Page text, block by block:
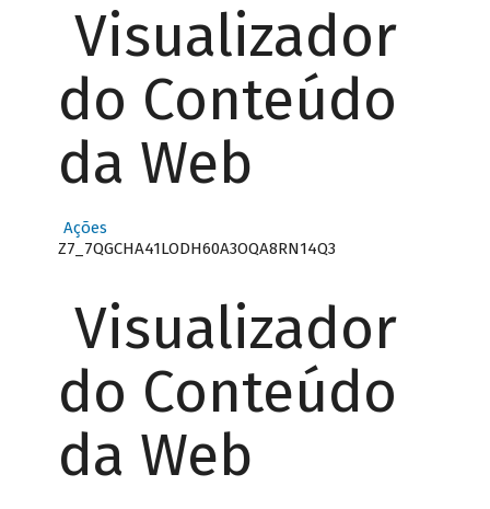
Visualizador
do Conteúdo
da Web
Ações
Z7_7QGCHA41LODH60A3OQA8RN14Q3
Visualizador
do Conteúdo
da Web